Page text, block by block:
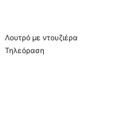
Λουτρό με ντουζιέρα
Τηλεόραση